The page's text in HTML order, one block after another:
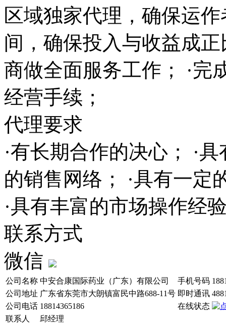
区域独家代理，确保运
间，确保投入与收益成
商做全面服务工作； ·完
经营手续；
代理要求
·有长期合作的决心； ·
的销售网络； ·具有一定
·具有丰富的市场操作经
联系方式
微信
公司名称 中安合康国际药业（广东）有限公司 手机号码
公司地址 广东省东莞市大朗镇富民中路688-11号 即时通讯
公司电话 18814365186
在线状态
联系人
邱经理